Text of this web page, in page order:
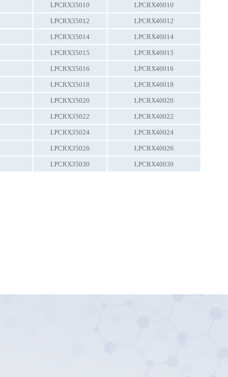
LPCRX35010 LPCRX40010
LPCRX35012 LPCRX40012
LPCRX35014 LPCRX40014
LPCRX35015 LPCRX40015
LPCRX35016 LPCRX40016
LPCRX35018 LPCRX40018
LPCRX35020 LPCRX40020
LPCRX35022 LPCRX40022
LPCRX35024 LPCRX40024
LPCRX35026 LPCRX40026
LPCRX35030 LPCRX40030